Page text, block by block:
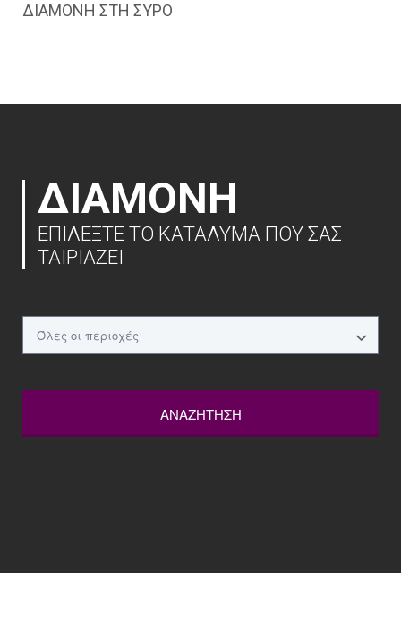
ΔΙΑΜΟΝΗ ΣΤΗ ΣΥΡΟ
ΔΙΑΜΟΝΗ
ΕΠΙΛΕΞΤΕ ΤΟ ΚΑΤΑΛΥΜΑ ΠΟΥ ΣΑΣ
ΤΑΙΡΙΑΖΕΙ
ΑΝΑΖΗΤΗΣΗ